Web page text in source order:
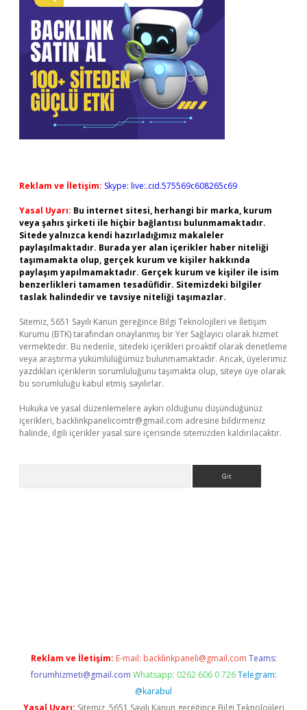
Reklam ve İletişim: Skype: live:.cid.575569c608265c69
Yasal Uyarı: Bu internet sitesi, herhangi bir marka, kurum
veya şahıs şirketi ile hiçbir bağlantısı bulunmamaktadır.
Sitede yalnızca kendi hazırladığımız makaleler
paylaşılmaktadır. Burada yer alan içerikler haber niteliği
taşımamakta olup, gerçek kurum ve kişiler hakkında
paylaşım yapılmamaktadır. Gerçek kurum ve kişiler ile isim
benzerlikleri tamamen tesadüfidir. Sitemizdeki bilgiler
taslak halindedir ve tavsiye niteliği taşımazlar.
Sitemiz, 5651 Sayılı Kanun gereğince Bilgi Teknolojileri ve İletişim
Kurumu (BTK) tarafından onaylanmış bir Yer Sağlayıcı olarak hizmet
vermektedir. Bu nedenle, sitedeki içerikleri proaktif olarak denetleme
veya araştırma yükümlülüğümüz bulunmamaktadır. Ancak, üyelerimiz
yazdıkları içeriklerin sorumluluğunu taşımakta olup, siteye üye olarak
bu sorumluluğu kabul etmiş sayılırlar.
Hukuka ve yasal düzenlemelere aykırı olduğunu düşündüğünüz
içerikleri, backlinkpanelicomtr@gmail.com adresine bildirmeniz
halinde, ilgili içerikler yasal süre içerisinde sitemizden kaldırılacaktır.
Reklam ve İletişim: E-mail: backlinkpaneli@gmail.com Teams:
forumhizmeti@gmail.com Whatsapp: 0262 606 0 726 Telegram:
@karabul
Yasal Uyarı: Sitemiz, 5651 Sayılı Kanun gereğince Bilgi Teknolojileri